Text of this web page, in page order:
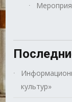
культур»